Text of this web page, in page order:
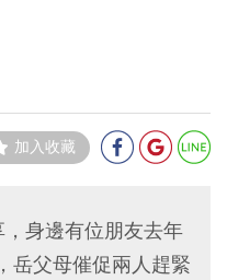
加入收藏
，身邊有位朋友去年
岳父母催促兩人趕緊